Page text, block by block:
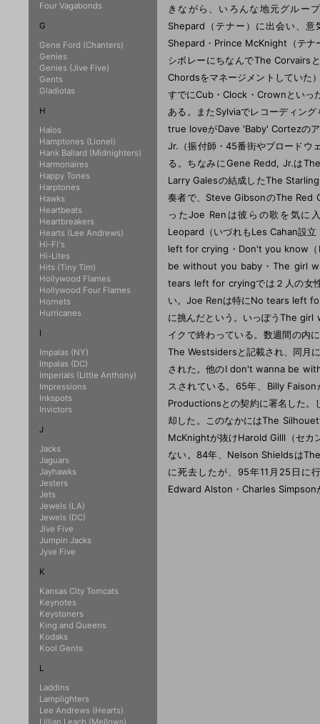
きながら、いろんな地元グルー
Shepard（テナー）に出会い、
Shepard・Prince McKnight（テナ
シボレーにちなんでThe Corvairs
Chordsをマネージメントしていた
すでにCub・Clock・Crownといっ
ある。またSylviaでレコーディン
true loveがDave 'Baby' Cortezの
Jr.（振付師・45番街やブロードウ
る。ちなみにGene Redd, Jr.は
Larry Galesの結成したThe
奏者で、Steve GibsonのThe Red
ったJoe Renは彼らの歌を気に
Leopard（いづれもLes Cahan設
left for crying・Don't you know（
be without you baby・The girl
tears left for cryingでは２人の女
い。Joe Renは特にNo tears left
に挑んだという。いっぽうThe
イクで終わっている。数週間の
The Westsidersと記載され、同月
された。他のI don't wanna be
スされている。65年、Billy
Productionsとの契約に署名した。
却した。このなかにはThe
McKnightが抜けHarold Gilll（セカ
ない。84年、Nelson Shieldsは
に死去したが、95年11月25日に
Edward Alston・Charles Simpson
Four Vagabonds
G
Gene Ford (Chanters)
Genies
Genies (Jive Five)
Gents
Gladiolas
H
Halos
Hamptones (Lionel)
Hank Ballard (Midnighters)
Harmonaires
Happy Tones
Harptones
Hawks
Heartbeats
Heartbreakers
Hearts (Lee Andrews)
Hi-Fi's
Hi-Lites
Hits (Tiny Tim)
Hollywood Flames
Hollywood Four Flames
Hornets
Hurricanes
I
Impalas (NY)
Impalas (DC)
Imperials (Little Anthony)
Impressions
Inkspots
Invictors
J
Jacks
Jaguars
Jayhawks
Jesters
Jets
Jewels (LA)
Jewels (DC)
Jive Five
Jumpin Jacks
Jyve Five
K
Kansas City Tomcats
Keynotes
Keystoners
King and Queens
Kodaks
Kool Gents
L
Laddins
Lamplighters
Lee Andrews (Hearts)
Lillian Leach (Mellows)